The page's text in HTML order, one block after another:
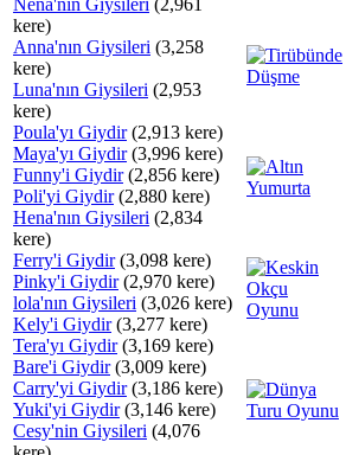
Nena'nın Giysileri (2,961
kere)
Anna'nın Giysileri (3,258
kere)
Luna'nın Giysileri (2,953
kere)
Poula'yı Giydir(2,913 kere)
Maya'yı Giydir(3,996 kere)
Funny'i Giydir(2,856 kere)
Poli'yi Giydir(2,880 kere)
Hena'nın Giysileri (2,834
kere)
Ferry'i Giydir(3,098 kere)
Pinky'i Giydir(2,970 kere)
lola'nın Giysileri (3,026 kere)
Kely'i Giydir(3,277 kere)
Tera'yı Giydir(3,169 kere)
Bare'i Giydir(3,009 kere)
Carry'yi Giydir(3,186 kere)
Yuki'yi Giydir(3,146 kere)
Cesy'nin Giysileri (4,076